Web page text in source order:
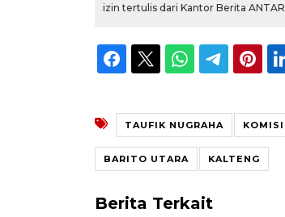
izin tertulis dari Kantor Berita
TAUFIK NUGRAHA
BARITO UTARA KALTENG
Berita Terkait